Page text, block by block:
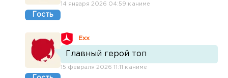
Гость
14 января 2026 04:59 к аниме
Exx
Главный герой топ
15 февраля 2026 11:11 к аниме